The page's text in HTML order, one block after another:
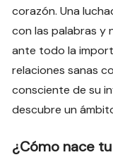
corazón. Una
con las palabras y
ante todo la
relaciones sanas
consciente de su
descubre un
¿Cómo nace